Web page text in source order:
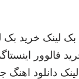
بک لینک خرید بک
فالوور
دانلود اهنگ